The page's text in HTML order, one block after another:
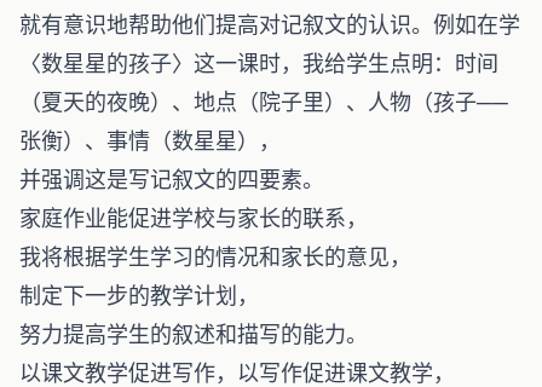
就有意识地帮助他们提高对记叙文的认识。例如在学
〈数星星的孩子〉这一课时，我给学生点明：时间
（夏天的夜晚）、地点（院子里）、人物（孩子──
张衡）、事情（数星星），
并强调这是写记叙文的四要素。
家庭作业能促进学校与家长的联系，
我将根据学生学习的情况和家长的意见，
制定下一步的教学计划，
努力提高学生的叙述和描写的能力。
以课文教学促进写作，以写作促进课文教学，